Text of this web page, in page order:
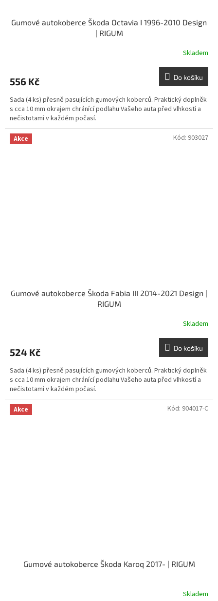
Gumové autokoberce Škoda Octavia I 1996-2010 Design
| RIGUM
Skladem
556 Kč Do košíku
Sada (4 ks) přesně pasujících gumových koberců. Praktický doplněk
s cca 10 mm okrajem chránící podlahu Vašeho auta před vlhkostí a
nečistotami v každém počasí.
Akce
Gumové autokoberce Škoda Fabia III 2014-2021 Design |
RIGUM
Skladem
524 Kč Do košíku
Sada (4 ks) přesně pasujících gumových koberců. Praktický doplněk
s cca 10 mm okrajem chránící podlahu Vašeho auta před vlhkostí a
nečistotami v každém počasí.
Kód: 903027
Akce
Gumové autokoberce Škoda Karoq 2017- | RIGUM
Skladem
Kód: 904017-C